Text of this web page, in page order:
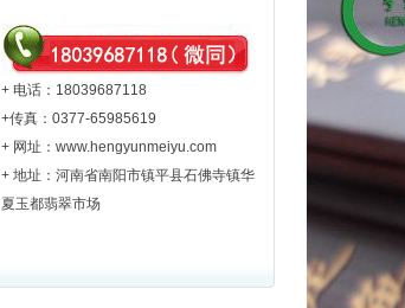
+ 电话：18039687118
+传真：0377-65985619
+ 网址： www.hengyunmeiyu.com
+ 地址：河南省南阳市镇平县石佛寺镇华
夏玉都翡翠市场